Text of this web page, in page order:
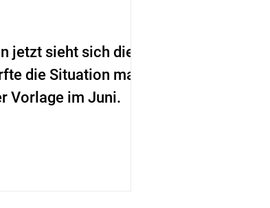
jetzt sieht sich die
die Situation massiv
Vorlage im Juni.